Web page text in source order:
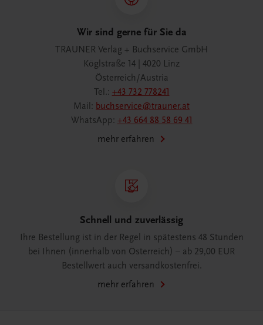
Wir sind gerne für Sie da
TRAUNER Verlag + Buchservice GmbH
Köglstraße 14 | 4020 Linz
Österreich/Austria
Tel.: +43 732 778241
Mail: buchservice@trauner.at
WhatsApp: +43 664 88 58 69 41
mehr erfahren
Schnell und zuverlässig
Ihre Bestellung ist in der Regel in spätestens 48 Stunden
bei Ihnen (innerhalb von Österreich) – ab 29,00 EUR
Bestellwert auch versandkostenfrei.
mehr erfahren